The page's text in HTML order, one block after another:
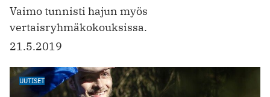
Vaimo tunnisti hajun myös
vertaisryhmäkokouksissa.
21.5.2019
UUTISET